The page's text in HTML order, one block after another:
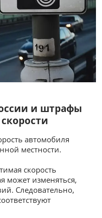
и штрафы
автомобиля
местности.
скорость
может изменяться,
Следовательно,